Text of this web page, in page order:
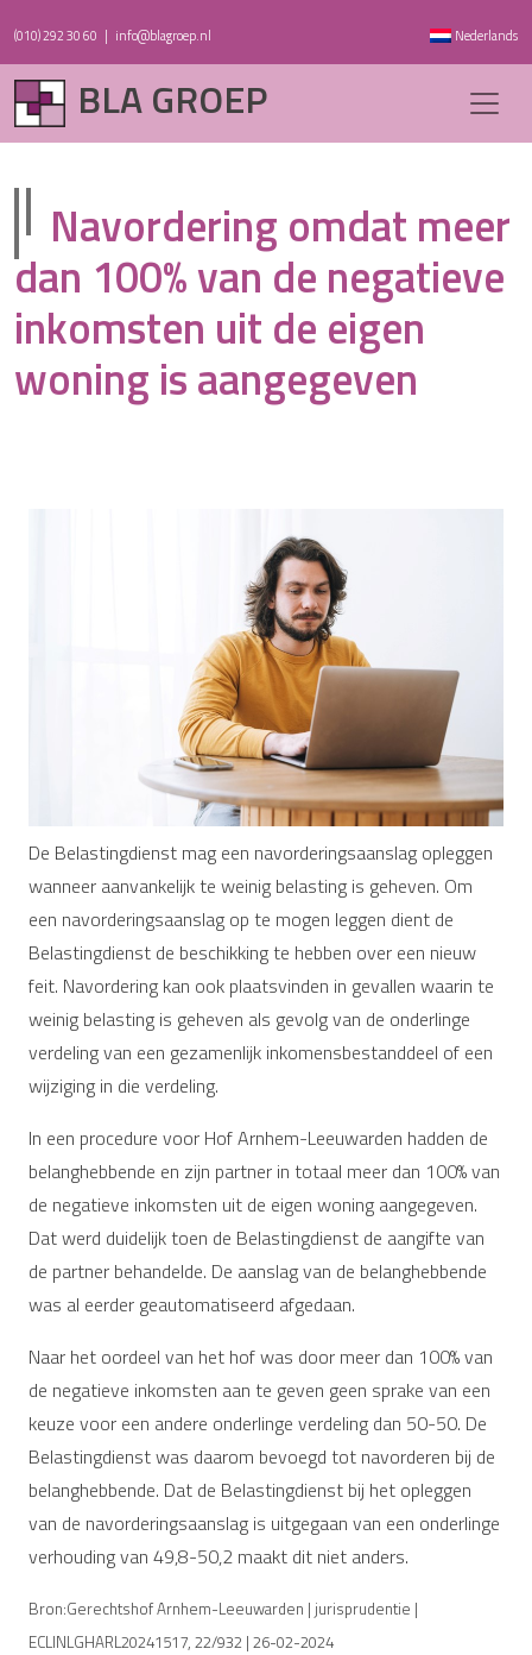
(010) 292 30 60 | info@blagroep.nl Nederlands
BLA GROEP
Navordering omdat meer
dan 100% van de negatieve
inkomsten uit de eigen
woning is aangegeven
De Belastingdienst mag een navorderingsaanslag opleggen
wanneer aanvankelijk te weinig belasting is geheven. Om
een navorderingsaanslag op te mogen leggen dient de
Belastingdienst de beschikking te hebben over een nieuw
feit. Navordering kan ook plaatsvinden in gevallen waarin te
weinig belasting is geheven als gevolg van de onderlinge
verdeling van een gezamenlijk inkomensbestanddeel of een
wijziging in die verdeling.
In een procedure voor Hof Arnhem-Leeuwarden hadden de
belanghebbende en zijn partner in totaal meer dan 100% van
de negatieve inkomsten uit de eigen woning aangegeven.
Dat werd duidelijk toen de Belastingdienst de aangifte van
de partner behandelde. De aanslag van de belanghebbende
was al eerder geautomatiseerd afgedaan.
Naar het oordeel van het hof was door meer dan 100% van
de negatieve inkomsten aan te geven geen sprake van een
keuze voor een andere onderlinge verdeling dan 50-50. De
Belastingdienst was daarom bevoegd tot navorderen bij de
belanghebbende. Dat de Belastingdienst bij het opleggen
van de navorderingsaanslag is uitgegaan van een onderlinge
verhouding van 49,8-50,2 maakt dit niet anders.
Bron:Gerechtshof Arnhem-Leeuwarden | jurisprudentie |
ECLINLGHARL20241517, 22/932 | 26-02-2024